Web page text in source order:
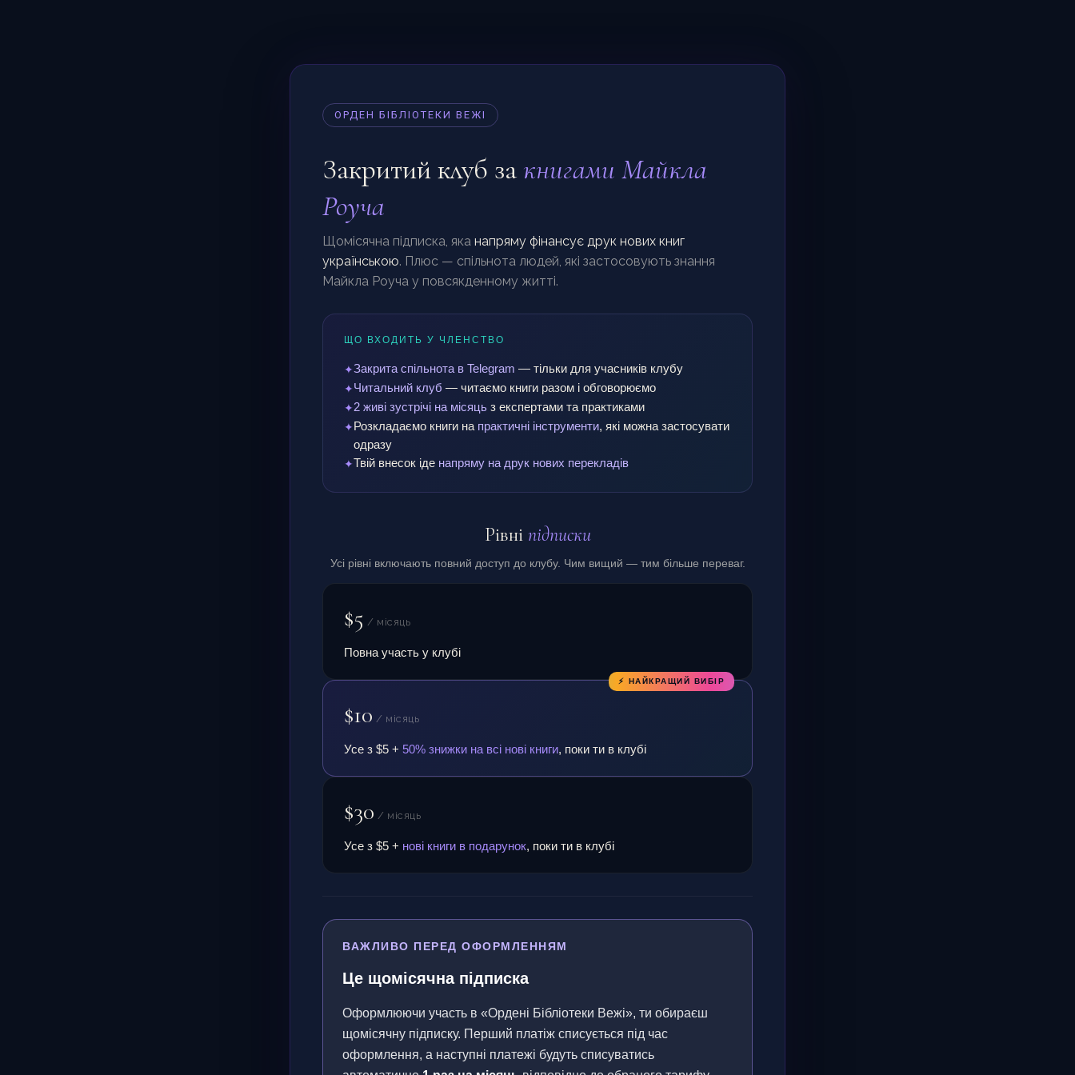
ОРДЕН БІБЛІОТЕКИ ВЕЖІ
Закритий клуб за книгами Майкла
Роуча
Щомісячна підписка, яка напряму фінансує друк нових книг
українською. Плюс — спільнота людей, які застосовують знання
Майкла Роуча у повсякденному житті.
ЩО ВХОДИТЬ У ЧЛЕНСТВО
Закрита спільнота в Telegram — тільки для учасників клубу
Читальний клуб — читаємо книги разом і обговорюємо
2 живі зустрічі на місяць з експертами та практиками
Розкладаємо книги на практичні інструменти, які можна застосувати
одразу
Твій внесок іде напряму на друк нових перекладів
Рівні підписки
Усі рівні включають повний доступ до клубу. Чим вищий — тим більше переваг.
$5 / місяць
Повна участь у клубі
⚡ НАЙКРАЩИЙ ВИБІР
$10 / місяць
Усе з $5 + 50% знижки на всі нові книги, поки ти в клубі
$30 / місяць
Усе з $5 + нові книги в подарунок, поки ти в клубі
ВАЖЛИВО ПЕРЕД ОФОРМЛЕННЯМ
Це щомісячна підписка
Оформлюючи участь в «Ордені Бібліотеки Вежі», ти обираєш
щомісячну підписку. Перший платіж списується під час
оформлення, а наступні платежі будуть списуватись